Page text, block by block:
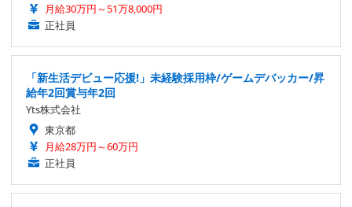
月給30万円～51万8,000円
正社員
「新生活デビュー応援!」未経験採用枠/ゲームデバッカー/昇
給年2回賞与年2回
Yts株式会社
東京都
月給28万円～60万円
正社員